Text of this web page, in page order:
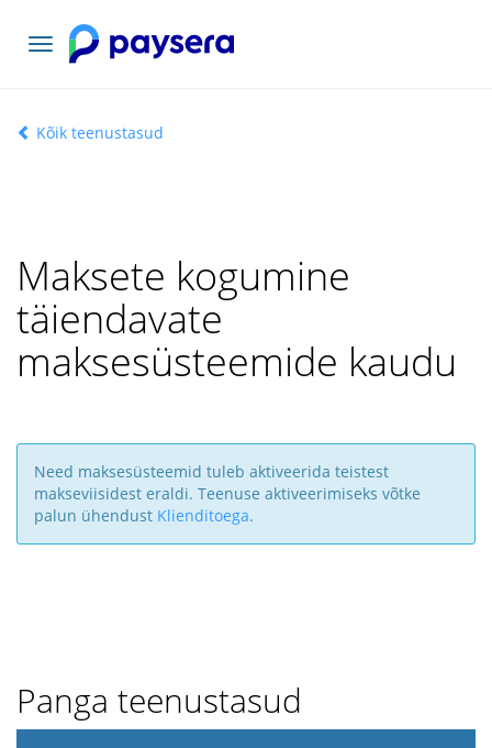
Vaheta
navigatsiooni
Kõik teenustasud
Maksete kogumine
täiendavate
maksesüsteemide kaudu
Need maksesüsteemid tuleb aktiveerida teistest
makseviisidest eraldi. Teenuse aktiveerimiseks võtke
palun ühendust Klienditoega.
Panga teenustasud